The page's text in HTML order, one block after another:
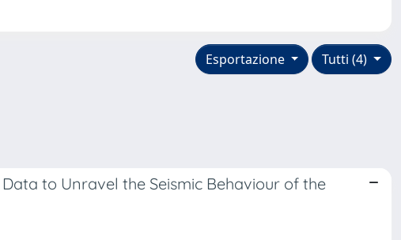
Tutti (4)
Esportazione
to Unravel the Seismic Behaviour of the